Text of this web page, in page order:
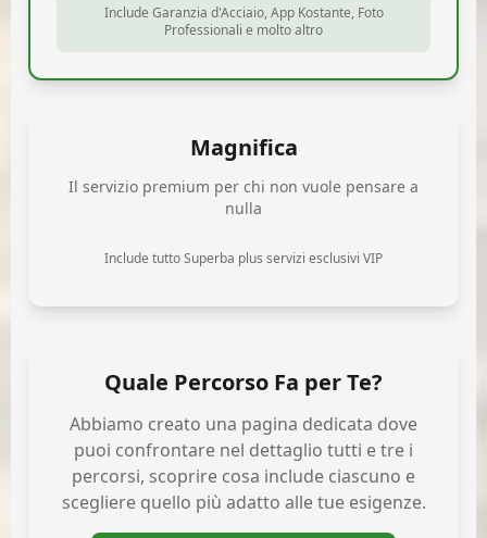
Include Garanzia d'Acciaio, App Kostante, Foto
Professionali e molto altro
Magnifica
Il servizio premium per chi non vuole pensare a
nulla
Include tutto Superba plus servizi esclusivi VIP
Quale Percorso Fa per Te?
Abbiamo creato una pagina dedicata dove
puoi confrontare nel dettaglio tutti e tre i
percorsi, scoprire cosa include ciascuno e
scegliere quello più adatto alle tue esigenze.